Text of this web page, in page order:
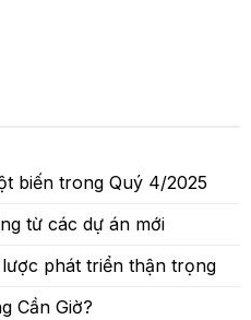
biến trong Quý 4/2025
từ các dự án mới
phát triển thận trọng
Cần Giờ?